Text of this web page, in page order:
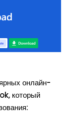
онлайн-
который